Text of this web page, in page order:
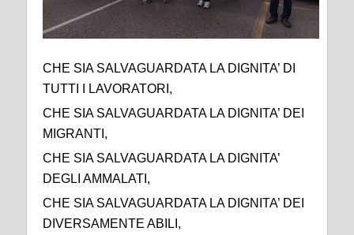
CHE SIA SALVAGUARDATA LA DIGNITA’ DI
TUTTI I LAVORATORI,
CHE SIA SALVAGUARDATA LA DIGNITA’ DEI
MIGRANTI,
CHE SIA SALVAGUARDATA LA DIGNITA’
DEGLI AMMALATI,
CHE SIA SALVAGUARDATA LA DIGNITA’ DEI
DIVERSAMENTE ABILI,